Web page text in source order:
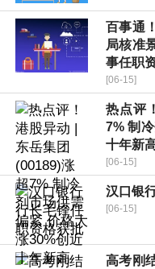
百事通
局核准
事任职
[06-15]
热点评
7% 制
十年新
[06-15]
汉口银
[06-15]
高考刚